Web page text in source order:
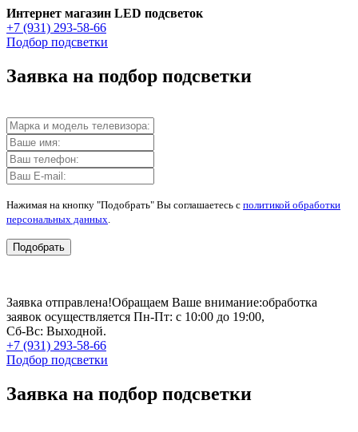
Интернет магазин LED подсветок
+7 (931) 293-58-66
Подбор подсветки
Заявка на подбор подсветки
Нажимая на кнопку "Подобрать" Вы соглашаетесь с политикой обработки
персональных данных
Подобрать
Заявка отправлена!Обращаем Ваше внимание:обработка
заявок осуществляется Пн-Пт: с 10:00 до 19:00,
Сб-Вс: Выходной.
+7 (931) 293-58-66
Подбор подсветки
Заявка на подбор подсветки